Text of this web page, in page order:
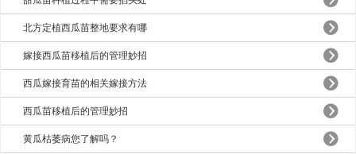
北方定植西瓜苗整地要求有哪
嫁接西瓜苗移植后的管理妙招
西瓜嫁接育苗的相关嫁接方法
西瓜苗移植后的管理妙招
黄瓜枯萎病您了解吗？